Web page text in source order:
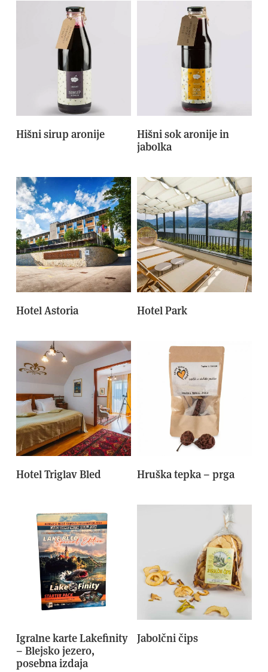
Hišni sirup aronije
Hišni sok aronije in
jabolka
Hotel Astoria Hotel Park
Hotel Triglav Bled Hruška tepka – prga
Igralne karte Lakefinity
– Blejsko jezero,
posebna izdaja
Jabolčni čips